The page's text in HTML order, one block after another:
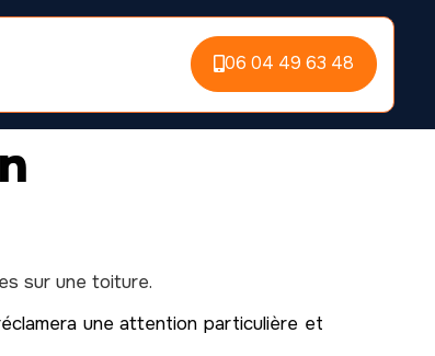
06 04 49 63 48
sur une toiture.
une attention particulière et